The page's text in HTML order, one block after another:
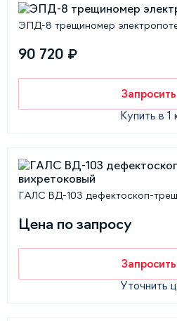
ЭПД-8 трещиномер
90 720 ₽
Купить в 1
ГАЛС ВД-103 дефектоскоп-
Цена по запросу
Уточнить